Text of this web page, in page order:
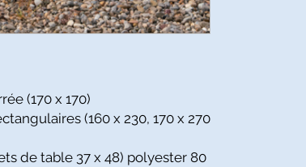
(170 x 170)
(160 x 230, 170 x 270
de table 37 x 48) polyester 80